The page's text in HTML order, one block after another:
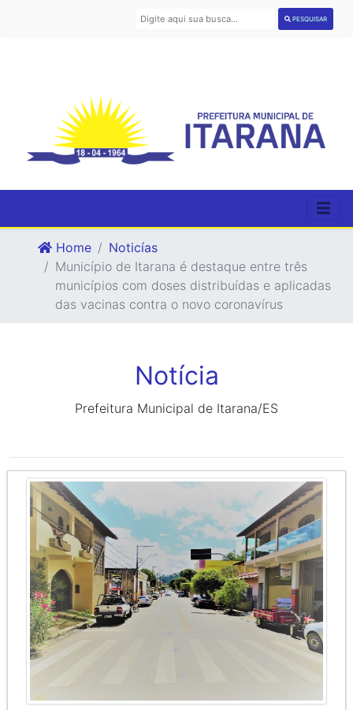
PESQUISAR
Home
Noticías
Município de Itarana é destaque entre três
municípios com doses distribuídas e aplicadas
das vacinas contra o novo coronavírus
Notícia
Prefeitura Municipal de Itarana/ES